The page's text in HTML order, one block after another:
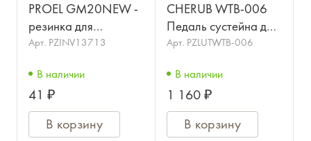
PROEL GM20NEW -
резинка для
клавишных стоек
Арт. PZINV13713
В наличии
41 ₽
В корзину
CHERUB WTB-006
Педаль сустейна для
клавишных
Арт. PZLUTWTB-006
В наличии
1 160 ₽
В корзину